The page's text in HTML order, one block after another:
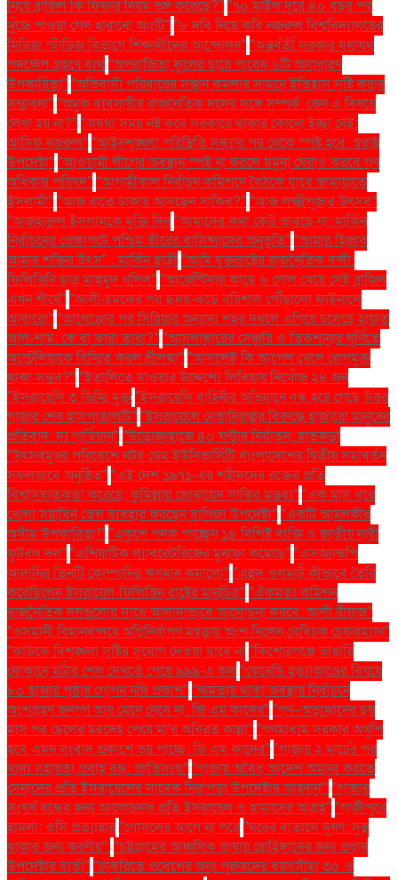
নিয়ে ব্রাজিল কি ফিফার নিয়ম ভঙ্গ করেছে?" "৭০ মাইল দূরে ৪০ বছর পর
খুঁজে পাওয়া গেল হারানো আংটি" "৮ দবি নিয়ে কবি নজরুল বিশ্ববিদ্যালয়ের
মিডিয়া স্টাডিজ বিভাগে শিক্ষার্থীদের আন্দোলন" "অন্তর্বর্তী সরকার যথাযথ
পদক্ষেপ গ্রহণে ব্যর্থ"অপরাজিতা ফুলের চায়ে পাবেন ৬টি অসাধারণ
উপকারিতা" "অভিবাসী পরিবারের সন্তান কমলার সামনে ইতিহাস সৃষ্টি করার
সম্ভাবনা" "অমুক ব্যবসায়ীর রাজনৈতিক দলের সঙ্গে সম্পর্ক: কেন এ বিষয়ে
লেখা হয় না?" "অযথা সময় নষ্ট করে সরকারে থাকার কোনো ইচ্ছা নেই:
আসিফ নজরুল" "আইনশৃঙ্খলা পরিস্থিতি সন্ধ্যার পর থেকে স্পষ্ট হবে: স্বরাষ্ট্র
উপদেষ্টা" "আওয়ামী লীগের অবস্থান স্পষ্ট না করলে যমুনা ঘেরাও করবে গণ
অধিকার পরিষদ" "আগামীকাল নির্বাচন কমিশনে বৈঠকে যাবে জামায়াতে
ইসলামী" "আজ রাতে ঢাকায় আসছেন সাকিব?" "আজ লক্ষ্মীপূজার উৎসব"
"আজহারুল ইসলামকে মুক্তি দিন"আমাদের কথা কেউ ভাবছে না: মার্কিন
নির্বাচনের প্রেক্ষাপটে পশ্চিম তীরের বাসিন্দাদের অনুভূতি" "আমার হিজাব
আমার শক্তির উৎস" : মার্কিন ছাত্রী"আমি যুক্তরাষ্ট্রের রাজনৈতিক বন্দী:
ফিলিস্তিনি ছাত্র মাহমুদ খলিল" "আর্জেন্টিনার কাছে ৬ গোল খেয়ে সেই ব্রাজিল
এখন শীর্ষে" "আলী-চমকের পর হৃদয়-ঝড়ে বরিশাল পৌঁছালো ফাইনালে
আবারো" "আলেপ্পোর পর সিরিয়ার অন্যান্য শহর দখলে এগিয়ে চলেছে হায়াত
আল-শাম: কে বা কারা তারা?" "আসলাঙ্কারের সেঞ্চুরি ও তিকশানার ঘূর্ণিতে
অস্ট্রেলিয়াকে বিস্মিত করল শ্রীলঙ্কা" "আসলেই কি আপেল খেলে রোগমুক্ত
থাকা সম্ভব?" "ইতালিতে যাওয়ার উদ্দেশ্যে লিবিয়ায় নিখোঁজ ২৪ জন
"ইসরায়েলি ৩ জিম্মি মুক্ত"ইসরায়েলি বাহিনীর অভিযানে বন্ধ হয়ে গেছে উত্তর
গাজার শেষ হাসপাতালটি" "ইসরায়েলে নেতানিয়াহুর বিরুদ্ধে হাজারো মানুষের
প্রতিবাদ: দ্য গার্ডিয়ান" "উড়োজাহাজে ৪০ ঘণ্টার নির্যাতন: হাতকড়া
"উৎসবমুখর পরিবেশে নটর ডেম ইউনিভার্সিটি বাংলাদেশের দ্বিতীয় সমাবর্তন
সফলভাবে অনুষ্ঠিত" "এই দেশ ১৯৭১-এর শহীদদের রক্তের প্রতি
বিশ্বাসঘাতকতা করেছে: কুমিল্লায় জোনায়েদ সাকির মন্তব্য" "এক মাস ধরে
খোলা সয়াবিন তেল ব্যবহার করছেন বাণিজ্য উপদেষ্টা" "একটি আমলকীর
অসীম উপকারিতা!" "একুশে পদক পাচ্ছেন ১৪ বিশিষ্ট ব্যক্তি ও জাতীয় নারী
ফুটবল দল" "এশিয়াটিক ল্যাবরেটরিজের মুনাফা কমেছে" "এসঅ্যান্ডপি
আদানির তিনটি কোম্পানির ঋণমান কমালো" "এহুদ ওলমার্ট কীভাবে তৈরি
করেছিলেন ইসরায়েল-ফিলিস্তিন রাষ্ট্রের মানচিত্র" "ঐকমত্য কমিশন
রাজনৈতিক দলগুলোর সাথে আলাদাভাবে আলোচনা করবে: আলী রীয়াজ"
"ওসমানী বিমানবন্দরে অগ্নিনির্বাপণ মহড়ায় অংশ নিলেন বেবিচক চেয়ারম্যান"
"কাউকে বিশৃঙ্খলা সৃষ্টির সুযোগ দেওয়া যাবে না"কিশোরগঞ্জে ভাঙারি
দোকানে মর্টার শেল দেখতে পেয়ে ৯৯৯-এ কল"কেনেডি হত্যাকাণ্ডের বিষয়ে
৮০ হাজার পৃষ্ঠার গোপন নথি প্রকাশ" "ক্ষমতায় থাকা অবস্থায় নির্বাচনে
অংশগ্রহণ জনগণ আর মেনে নেবে না: জি এম কাদের" "গণ–অভ্যুত্থানের ছয়
মাস পর ছেলের মরদেহ পেয়ে মা'র অবিরত কান্না" "গণমাধ্যম সরকার অখুশি
হবে এমন সংবাদ প্রকাশে ভয় পাচ্ছে: জি এম কাদের" "গাজায় ২ মার্চের পর
খাদ্য সহায়তা প্রবাহ বন্ধ: জাতিসংঘ" "গাজায় অবৈধ আদেশ অমান্য করতে
সেনাদের প্রতি ইসরায়েলের সাবেক নিরাপত্তা উপদেষ্টার আহ্বান"' "গাজার
সংঘর্ষ বন্ধের জন্য আলোচনার প্রতি ইসরায়েল ও হামাসের আগ্রহ" "গাজীপুরে
হামলা: ওসি প্রত্যাহার"গোসলের আগে না পরে"ঘরের বাতাসে দূষণ: সুস্থ
থাকার জন্য করণীয়"."চট্টগ্রামের আঞ্চলিক ভাষায় রোহিঙ্গাদের জন্য প্রধান
উপদেষ্টার বার্তা" "চাকরিতে প্রবেশের জন্য পুরুষদের বয়সসীমা ৩৫ ও